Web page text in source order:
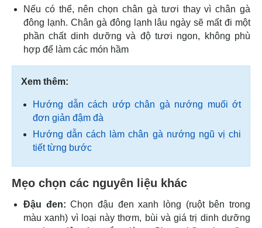
Nếu có thể, nên chọn chân gà tươi thay vì chân gà
đông lạnh. Chân gà đông lạnh lâu ngày sẽ mất đi một
phần chất dinh dưỡng và độ tươi ngon, không phù
hợp để làm các món hầm
Xem thêm:
Hướng dẫn cách ướp chân gà nướng muối ớt
đơn giản đậm đà
Hướng dẫn cách làm chân gà nướng ngũ vị chi
tiết từng bước
Mẹo chọn các nguyên liệu khác
Đậu đen: Chọn đậu đen xanh lòng (ruột bên trong
màu xanh) vì loại này thơm, bùi và giá trị dinh dưỡng